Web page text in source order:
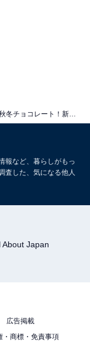
トで、2007年に
ルギー産のチョ
報など、暮らしがもっ
査した、気になる他人
About Japan
広告掲載
・商標・免責事項